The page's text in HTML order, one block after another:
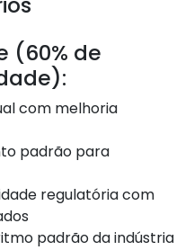
(60% de
com melhoria
padrão para
regulatória com
padrão da indústria